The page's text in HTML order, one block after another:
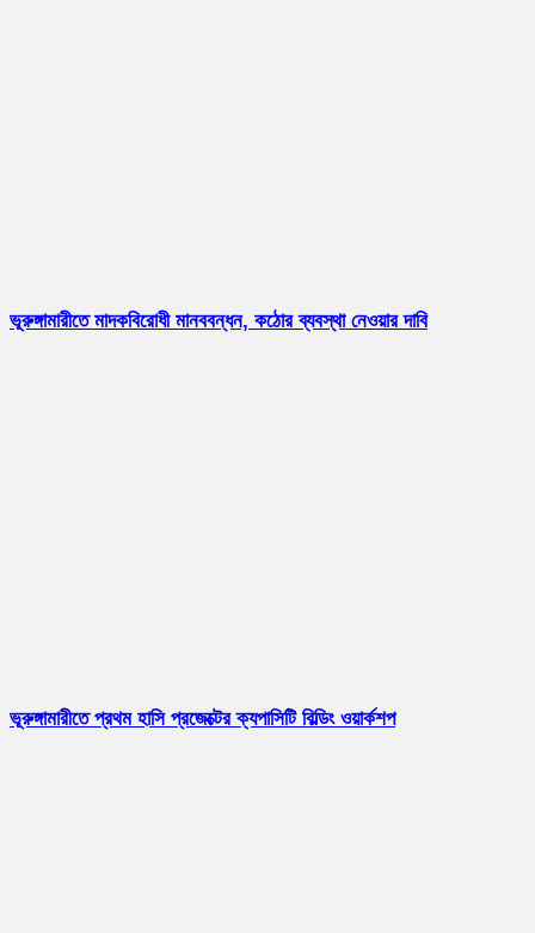
ভূরুঙ্গামারীতে মাদকবিরোধী মানববন্ধন, কঠোর ব্যবস্থা নেওয়ার দাবি
ভূরুঙ্গামারীতে প্রথম হাসি প্রজেক্টের ক্যপাসিটি বিল্ডিং ওয়ার্কশপ